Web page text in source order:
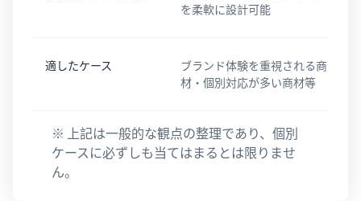
を柔軟に設計可能
適したケース
ブランド体験を重視される商
材・個別対応が多い商材等
※ 上記は一般的な観点の整理であり、個別
ケースに必ずしも当てはまるとは限りませ
ん。